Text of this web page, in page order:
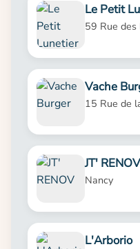
Le Petit
59 Rue
Vache
15 Rue de
JT' RENOV
Nancy
L'Arborio